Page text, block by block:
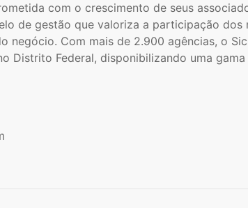
com o crescimento de seus
de gestão que valoriza a participação dos
negócio. Com mais de 2.900 agências, o
Distrito Federal, disponibilizando uma